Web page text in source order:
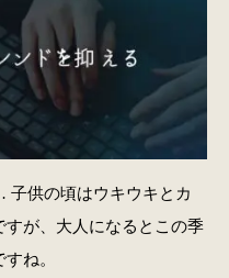
子供の頃はウキウキとカ
が、大人になるとこの季
ね。